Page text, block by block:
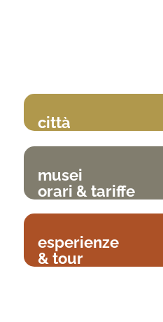
città
musei
orari & tariffe
esperienze
& tour